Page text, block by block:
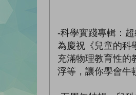
-科學實踐專輯：
為慶祝《兒童的科
充滿物理教育性的
浮等，讓你學會牛